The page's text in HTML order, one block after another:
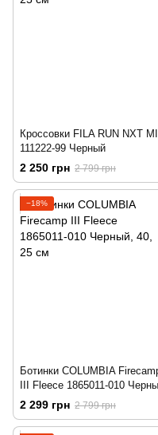
Кроссовки FILA RUN NXT
111222-99 Черный
2 250 грн 2 799 грн
−18%
Ботинки COLUMBIA
III Fleece 1865011-010
2 299 грн 2 799 грн